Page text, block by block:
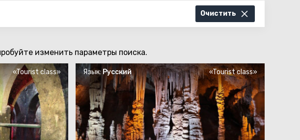
Очистить
изменить параметры поиска.
«Tourist class» Язык: Русский «Tourist class»